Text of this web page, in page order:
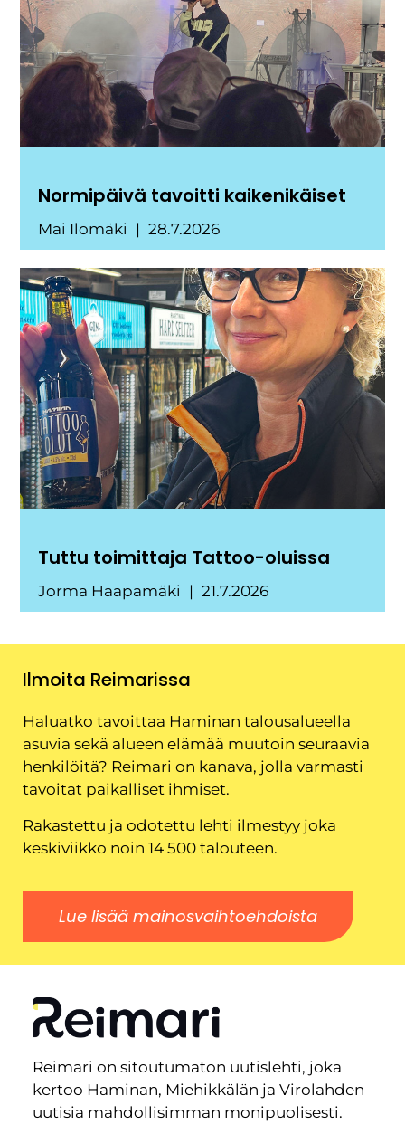
Normipäivä tavoitti kaikenikäiset
Mai Ilomäki 28.7.2026
Tuttu toimittaja Tattoo-oluissa
Jorma Haapamäki 21.7.2026
Ilmoita Reimarissa
Haluatko tavoittaa Haminan talousalueella
asuvia sekä alueen elämää muutoin seuraavia
henkilöitä? Reimari on kanava, jolla varmasti
tavoitat paikalliset ihmiset.
Rakastettu ja odotettu lehti ilmestyy joka
keskiviikko noin 14 500 talouteen.
Lue lisää mainosvaihtoehdoista
Reimari on sitoutumaton uutislehti, joka
kertoo Haminan, Miehikkälän ja Virolahden
uutisia mahdollisimman monipuolisesti.